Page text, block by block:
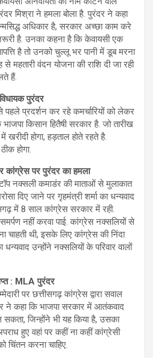
मिश्रा ने हमला बोला है. पुरंदर ने कहा
अधिकार है, सरकार अच्छा काम करे
है. उनका कहना है कि केवायसी एक
है तो उनको चुल्लू भर पानी में डूब मरना
महतारी वंदन योजना की राशि दी जा रही
हैं.
पुरंदर
प्रदर्शन कर रहे कमर्चारियों को लेकर
किसान हितैषी सरकार है. जो तारीख
खरीदी होगा, हड़ताल होते रहते है.
होगा.
कांग्रेस पर पुरंदर का हमला
नक्सली कमाडंर की माताओं से मुलाकात
दिए जाने पर गृहमंत्री शर्मा का धन्यवाद
में 8 साल कांग्रेस सरकार में रही.
नहीं करवा पाई. कांग्रेस नक्सलियों से
चाहती थी, इसके लिए कांग्रेस की निंदा
उन्होंने नक्सलियों के परिवार वालों
: MLA पुरंदर
पर छत्तीसगढ़ कांग्रेस द्वारा सवाल
ने कहा कि भाजपा सरकार में आतंकवाद
जिन्होंने भी यह किया है, उसका
हुए वहां पर कहीं ना कहीं कांग्रेसी
चिंतन करना चाहिए.